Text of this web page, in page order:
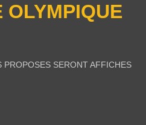
SERONT AFFICHES